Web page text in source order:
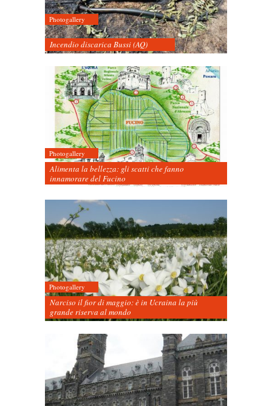
Photogallery
Incendio discarica Bussi (AQ)
Photogallery
Alimenta la bellezza: gli scatti che fanno
innamorare del Fucino
Photogallery
Narciso il fior di maggio: è in Ucraina la più
grande riserva al mondo